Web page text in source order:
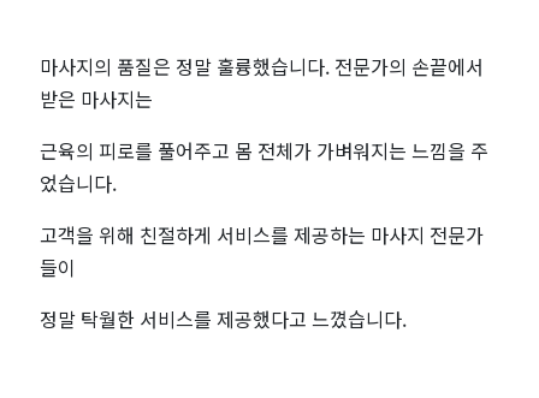
마사지의 품질은 정말 훌륭했습니다. 전문가의 손끝에서
받은 마사지는
근육의 피로를 풀어주고 몸 전체가 가벼워지는 느낌을 주
었습니다.
고객을 위해 친절하게 서비스를 제공하는 마사지 전문가
들이
정말 탁월한 서비스를 제공했다고 느꼈습니다.